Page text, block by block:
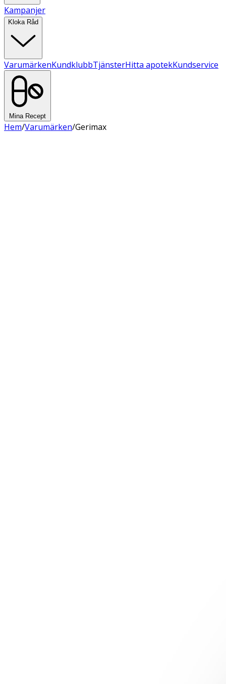
Kampanjer
Kloka Råd
VarumärkenKundklubbTjänsterHitta apotekKundservice
Mina Recept
Hem/Varumärken/Gerimax